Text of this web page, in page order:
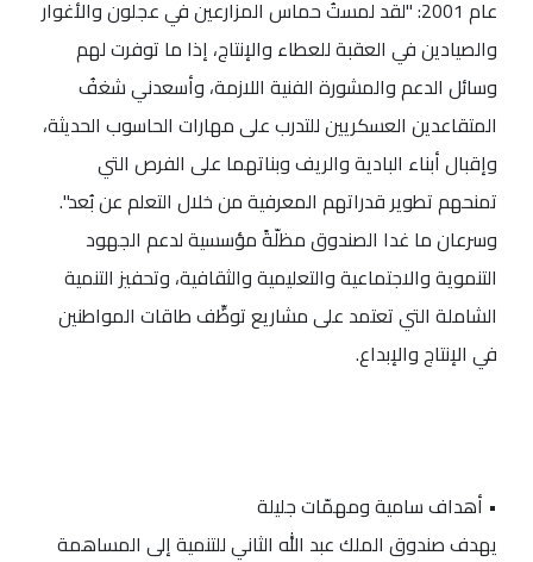
عام 2001: "لقد لمستُ حماس المزارعين في عجلون والأغوار
والصيادين في العقبة للعطاء والإنتاج، إذا ما توفرت لهم
وسائل الدعم والمشورة الفنية اللازمة، وأسعدني شغفُ
المتقاعدين العسكريين للتدرب على مهارات الحاسوب الحديثة،
وإقبال أبناء البادية والريف وبناتهما على الفرص التي
تمنحهم تطوير قدراتهم المعرفية من خلال التعلم عن بُعد".
وسرعان ما غدا الصندوق مظلّةً مؤسسية لدعم الجهود
التنموية والاجتماعية والتعليمية والثقافية، وتحفيز التنمية
الشاملة التي تعتمد على مشاريع توظِّف طاقات المواطنين
في الإنتاج والإبداع.
• أهداف سامية ومهمّات جليلة
يهدف صندوق الملك عبد الله الثاني للتنمية إلى المساهمة